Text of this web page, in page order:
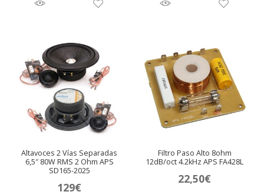
Altavoces 2 Vías Separadas
6,5″ 80W RMS 2 Ohm APS
SD165-2025
129€
Filtro Paso Alto 8ohm
12dB/oct 4.2kHz APS FA428L
22,50€